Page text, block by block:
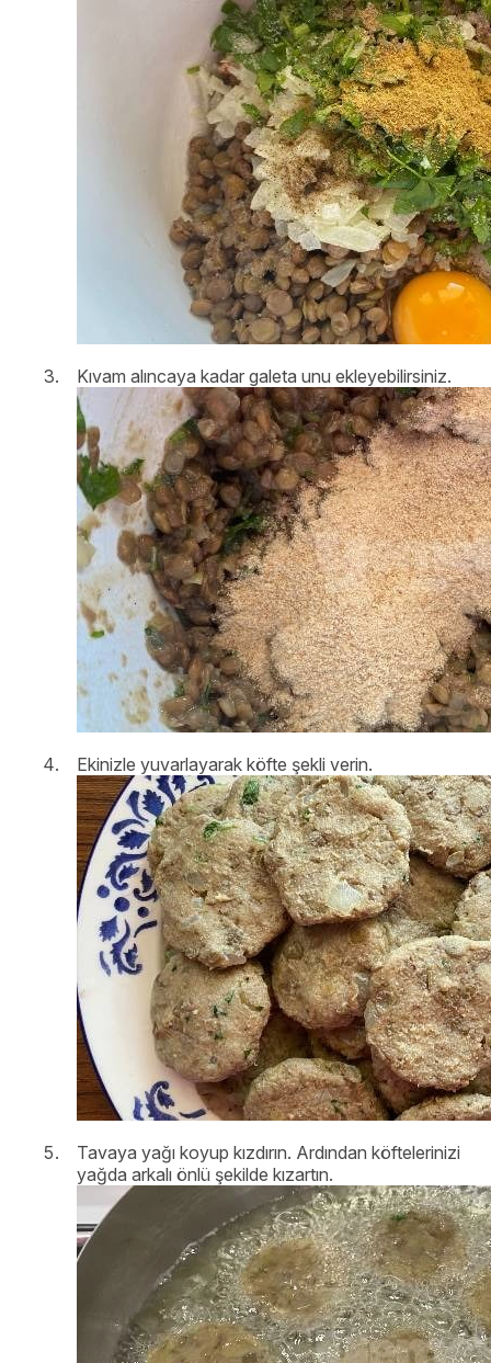
Kıvam alıncaya kadar galeta unu ekleyebilirsiniz.
Ekinizle yuvarlayarak köfte şekli verin.
Tavaya yağı koyup kızdırın. Ardından köftelerinizi
yağda arkalı önlü şekilde kızartın.